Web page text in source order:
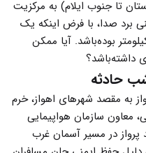
تا جنوب ایلام) به مرکزیت
برد صدا، با فرض اینکه یک
مرکز آن باشد باید بیش از ۳۰۰ کیلومتر بوده‌باشد. آیا ممکن
حادثه
۱۴۰۰، چندین پرواز به مقصد شهرهای اهواز، خرم
معاون سازمان هواپیمایی
پرواز در مسیر آسمان غرب